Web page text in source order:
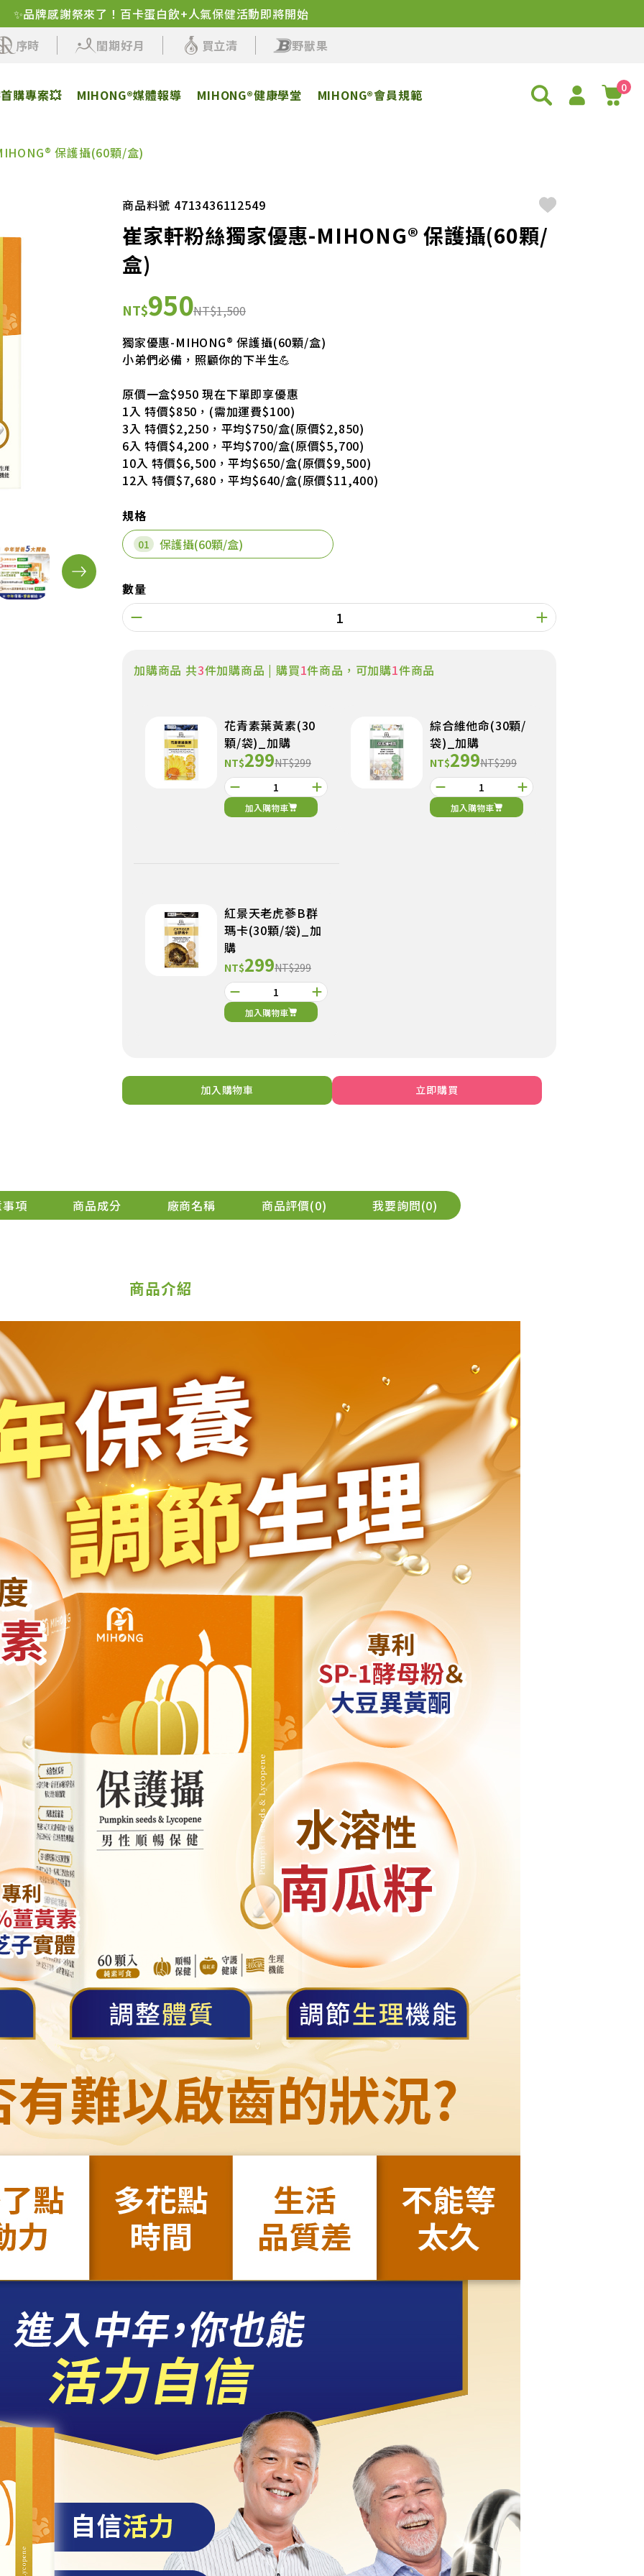
✨品牌感謝祭來了！百卡蛋白飲+人氣保健活動即將開始
序時
閨期好月 買立清 野獸果
購專案💥 MIHONG®媒體報導 MIHONG®健康學堂 MIHONG®會員規範 0
保護攝(60顆/盒)
商品料號 4713436112549
崔家軒粉絲獨家優惠-MIHONG® 保護攝(60顆/
盒)
NT$950NT$1,500
獨家優惠-MIHONG® 保護攝(60顆/盒)
小弟們必備，照顧你的下半生💪
原價一盒$950 現在下單即享優惠
1入 特價$850，(需加運費$100)
3入 特價$2,250，平均$750/盒(原價$2,850)
6入 特價$4,200，平均$700/盒(原價$5,700)
10入 特價$6,500，平均$650/盒(原價$9,500)
12入 特價$7,680，平均$640/盒(原價$11,400)
規格
保護攝(60顆/盒)
數量
加購商品 共3件加購商品 | 購買1件商品，可加購1件商品
花青素葉黃素(30
顆/袋)_加購
NT$299NT$299
加入購物車
綜合維他命(30顆/
袋)_加購
NT$299NT$299
加入購物車
紅景天老虎蔘B群
瑪卡(30顆/袋)_加
購
NT$299NT$299
加入購物車
加入購物車 立即購買
項 商品成分 廠商名稱 商品評價 0 我要詢問 0
商品介紹